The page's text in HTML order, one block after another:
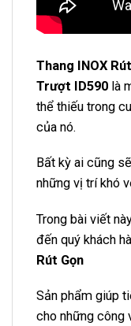
Thang INOX
Trượt ID590 là
thể thiếu trong
của nó.
Bất kỳ ai cũng
những vị trí khó
Trong bài viết
đến quý khách
Rút Gọn
Sản phẩm giúp
cho những công